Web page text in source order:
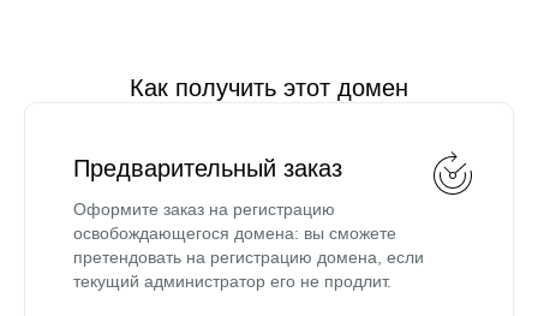
Как получить этот домен
Предварительный заказ
Оформите заказ на регистрацию
освобождающегося домена: вы сможете
претендовать на регистрацию домена, если
текущий администратор его не продлит.